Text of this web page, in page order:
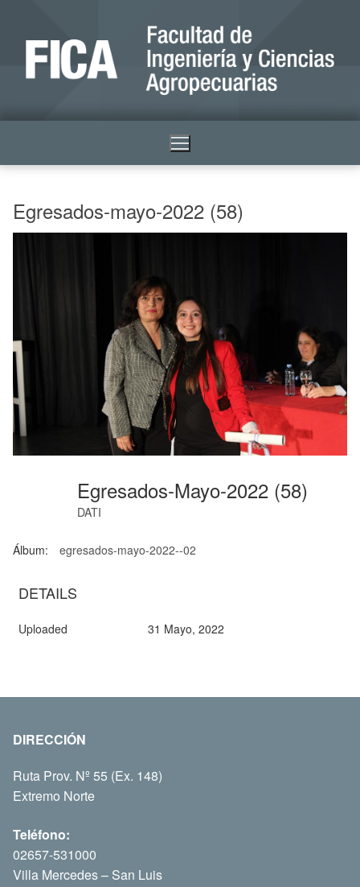
Egresados-mayo-2022 (58)
Egresados-Mayo-2022 (58)
DATI
Álbum: egresados-mayo-2022--02
DETAILS
Uploaded 31 Mayo, 2022
DIRECCIÓN
Ruta Prov. Nº 55 (Ex. 148)
Extremo Norte
Teléfono:
02657-531000
Villa Mercedes – San Luis